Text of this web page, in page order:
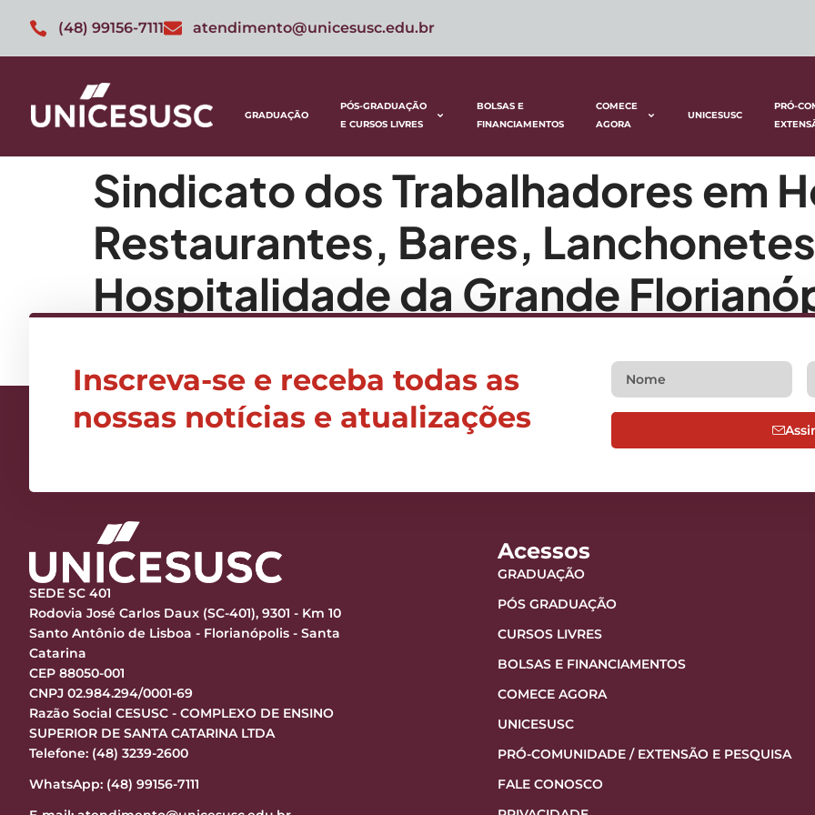
(48) 99156-7111 atendimento@unicesusc.edu.br
GRADUAÇÃO
PÓS-GRADUAÇÃO
E CURSOS LIVRES
BOLSAS E
FINANCIAMENTOS
COMECE
AGORA
UNICESUSC
PRÓ-
Sindicato dos Trabalhadores em
Restaurantes, Bares,
Hospitalidade da Grande
Inscreva-se e receba todas as
nossas notícias e atualizações
SEDE SC 401
Rodovia José Carlos Daux (SC-401), 9301 - Km 10
Santo Antônio de Lisboa - Florianópolis - Santa
Catarina
CEP 88050-001
CNPJ 02.984.294/0001-69
Razão Social CESUSC - COMPLEXO DE ENSINO
SUPERIOR DE SANTA CATARINA LTDA
Telefone: (48) 3239-2600
WhatsApp: (48) 99156-7111
Acessos
GRADUAÇÃO
PÓS GRADUAÇÃO
CURSOS LIVRES
BOLSAS E FINANCIAMENTOS
COMECE AGORA
UNICESUSC
PRÓ-COMUNIDADE / EXTENSÃO E PESQUISA
FALE CONOSCO